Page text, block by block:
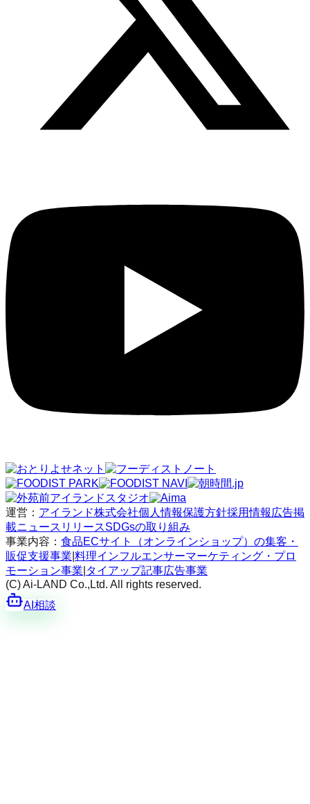
運営： アイランド株式会社個人情報保護方針採用情報 広告掲
載ニュースリリースSDGsの取り組み
事業内容： 食品ECサイト（オンラインショップ）の集客・
販促支援事業 料理インフルエンサーマーケティング・プロ
モーション事業 タイアップ記事広告事業
(C) Ai-LAND Co.,Ltd. All rights reserved.
AI相談